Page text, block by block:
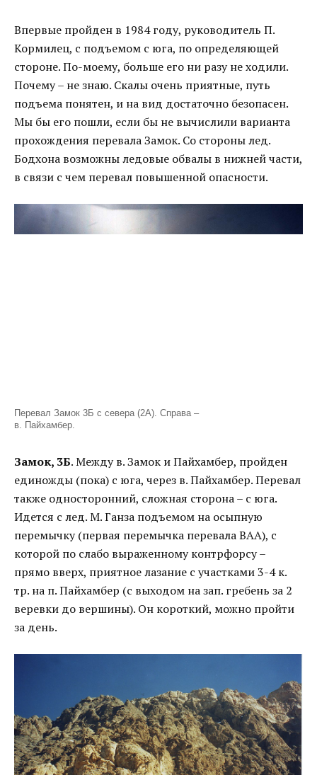
Впервые пройден в 1984 году, руководитель П.
Кормилец, с подъемом с юга, по определяющей
стороне. По-моему, больше его ни разу не ходили.
Почему – не знаю. Скалы очень приятные, путь
подъема понятен, и на вид достаточно безопасен.
Мы бы его пошли, если бы не вычислили варианта
прохождения перевала Замок. Со стороны лед.
Бодхона возможны ледовые обвалы в нижней части,
в связи с чем перевал повышенной опасности.
Перевал Замок 3Б с севера (2А). Справа –
в. Пайхамбер.
Замок, 3Б. Между в. Замок и Пайхамбер, пройден
единожды (пока) с юга, через в. Пайхамбер. Перевал
также односторонний, сложная сторона – с юга.
Идется с лед. М. Ганза подъемом на осыпную
перемычку (первая перемычка перевала ВАА), с
которой по слабо выраженному контрфорсу –
прямо вверх, приятное лазание с участками 3-4 к.
тр. на п. Пайхамбер (с выходом на зап. гребень за 2
веревки до вершины). Он короткий, можно пройти
за день.